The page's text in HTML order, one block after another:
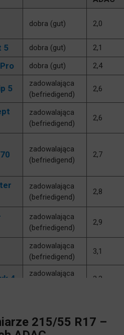
dobra (gut) 2,0
5 dobra (gut) 2,1
dobra (gut) 2,4
5
zadowalająca
(befriedigend)
2,6
zadowalająca
(befriedigend)
2,6
zadowalająca
(befriedigend)
2,7
zadowalająca
(befriedigend)
2,8
zadowalająca
(befriedigend)
2,9
zadowalająca
(befriedigend)
3,1
4
zadowalająca
3,3
dostateczna
215/55 R17 –